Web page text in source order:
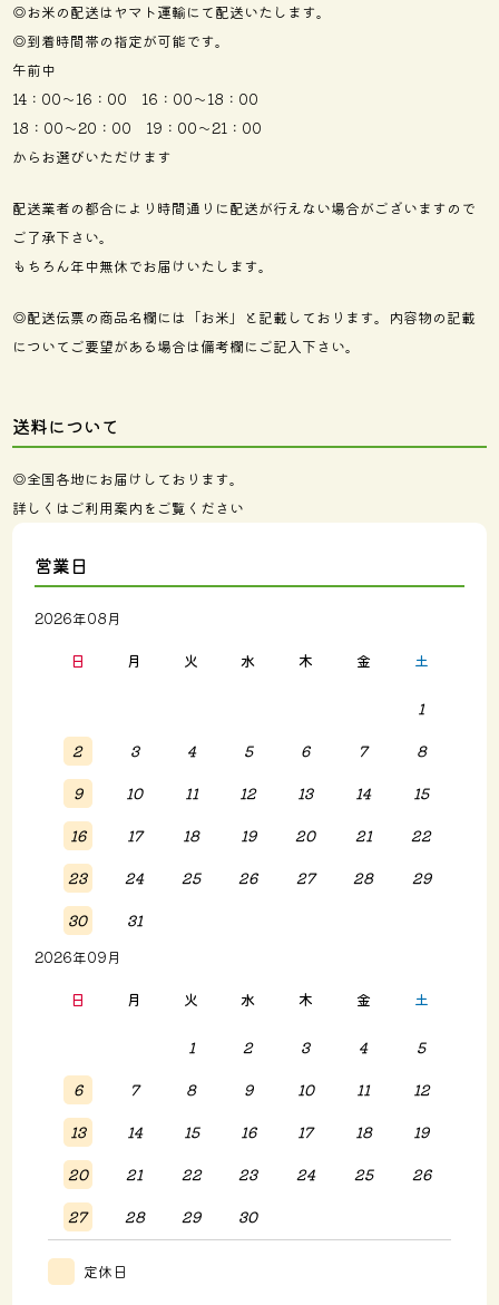
◎お米の配送はヤマト運輸にて配送いたします。
◎到着時間帯の指定が可能です。
午前中
14：00～16：00 16：00～18：00
18：00～20：00 19：00～21：00
からお選びいただけます
配送業者の都合により時間通りに配送が行えない場合がございますので
ご了承下さい。
もちろん年中無休でお届けいたします。
◎配送伝票の商品名欄には「お米」と記載しております。内容物の記載
についてご要望がある場合は備考欄にご記入下さい。
送料について
◎全国各地にお届けしております。
詳しくはご利用案内 をご覧ください
営業日
2026年08月
日
月 火 水 木 金 土
1
2
3 4 5 6 7
8
9
10 11 12 13 14
15
16
17 18 19 20 21
22
23
24 25 26 27 28
29
30
31
2026年09月
日
月 火 水 木 金 土
1 2 3 4
5
6
7 8 9 10 11
12
13
14 15 16 17 18
19
20
21 22 23 24 25
26
27
28 29 30
定休日